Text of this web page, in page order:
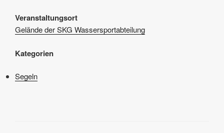
Veranstaltungsort
Gelände der SKG Wassersportabteilung
Kategorien
Segeln